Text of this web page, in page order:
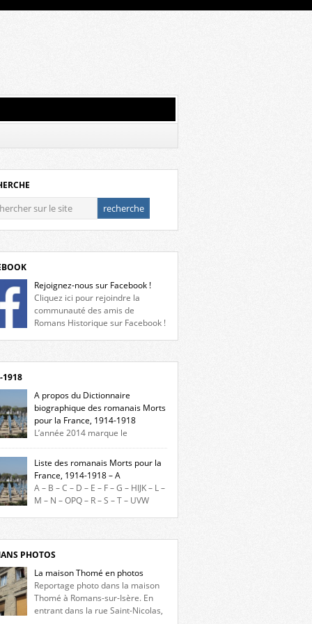
Rejoignez-nous sur Facebook !
Cliquez ici pour rejoindre la
communauté des amis de
Romans Historique sur Facebook !
1918
A propos du Dictionnaire
biographique des romanais Morts
pour la France, 1914-1918
L’année 2014 marque le
du début de la Première Guerre
et ce dictionnaire biographique veut
hommage aux romanais Morts pour la
durant ce conflit. La base de cette
historique est constituée des noms
sur les plaques commémoratives de
de Ville, du lycée du Dauphiné et du lycée
Liste des romanais Morts pour la
France, 1914-1918 – A
A – B – C – D – E – F – G – HIJK – L –
M – N – OPQ – R – S – T – UVW
lettre. Liste des romanais […]
PHOTOS
La maison Thomé en photos
Reportage photo dans la maison
Thomé à Romans-sur-Isère. En
entrant dans la rue Saint-Nicolas,